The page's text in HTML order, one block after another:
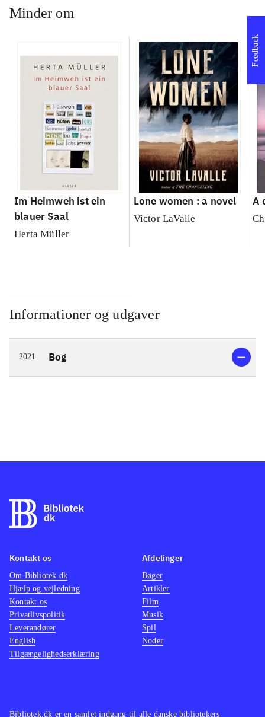
Minder om
Im Heimweh ist ein
blauer Saal
Herta Müller
Lone women : a novel
Victor LaValle
A
Informationer og udgaver
2021 Bog
Feedback
Bibliotek.dk er en samlet indgang til alle danske bibliotekers
Kontakt os
Om Bibliotek.dk
Hjælp og vejledning
Kontakt os
Privatlivspolitik
Leverandører
English
Tilgængelighedserklæring
Afdelinger
Bøger
Artikler
Film
Musik
Spil
Noder